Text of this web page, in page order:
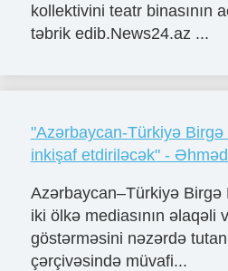
kollektivini teatr binasının
təbrik edib.News24.az ...
"Azərbaycan-Türkiyə Birgə
inkişaf etdiriləcək" -
Azərbaycan–Türkiyə Birgə
iki ölkə mediasının əlaqəli
göstərməsini nəzərdə
çərçivəsində müvafi...